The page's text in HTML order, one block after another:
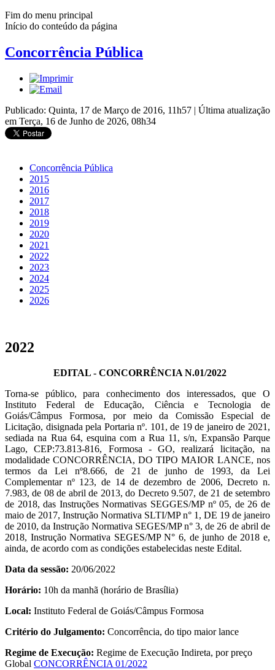
Fim do menu principal
Início do conteúdo da página
Concorrência Pública
Publicado: Quinta, 17 de Março de 2016, 11h57 | Última atualização
em Terça, 16 de Junho de 2026, 08h34
Concorrência Pública
2015
2016
2017
2018
2019
2020
2021
2022
2023
2024
2025
2026
2022
EDITAL - CONCORRÊNCIA N.01/2022
Torna-se público, para conhecimento dos interessados, que O
Instituto Federal de Educação, Ciência e Tecnologia de
Goiás/Câmpus Formosa, por meio da Comissão Especial de
Licitação, disignada pela Portaria nº. 101, de 19 de janeiro de 2021,
sediada na Rua 64, esquina com a Rua 11, s/n, Expansão Parque
Lago, CEP:73.813-816, Formosa - GO, realizará licitação, na
modalidade CONCORRÊNCIA, DO TIPO MAIOR LANCE, nos
termos da Lei nº8.666, de 21 de junho de 1993, da Lei
Complementar nº 123, de 14 de dezembro de 2006, Decreto n.
7.983, de 08 de abril de 2013, do Decreto 9.507, de 21 de setembro
de 2018, das Instruções Normativas SEGGES/MP nº 05, de 26 de
maio de 2017, Instrução Normativa SLTI/MP n° 1, DE 19 de janeiro
de 2010, da Instrução Normativa SEGES/MP n° 3, de 26 de abril de
2018, Instrução Normativa SEGES/MP N° 6, de junho de 2018 e,
ainda, de acordo com as condições estabelecidas neste Edital.
Data da sessão: 20/06/2022
Horário: 10h da manhã (horário de Brasília)
Local: Instituto Federal de Goiás/Câmpus Formosa
Critério do Julgamento: Concorrência, do tipo maior lance
Regime de Execução: Regime de Execução Indireta, por preço
Global CONCORRÊNCIA 01/2022